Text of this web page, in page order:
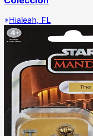
Hialeah, FL